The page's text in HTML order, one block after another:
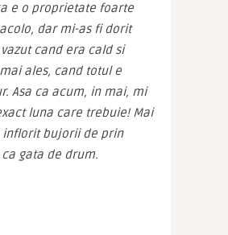
e o proprietate foarte
dar mi-as fi dorit
cand era cald si
ales, cand totul e
Asa ca acum, in mai, mi
luna care trebuie! Mai
inflorit bujorii de prin
ca gata de drum.